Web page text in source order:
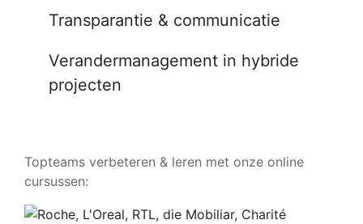
Transparantie & communicatie
Verandermanagement in hybride
projecten
Topteams verbeteren & leren met onze online
cursussen: